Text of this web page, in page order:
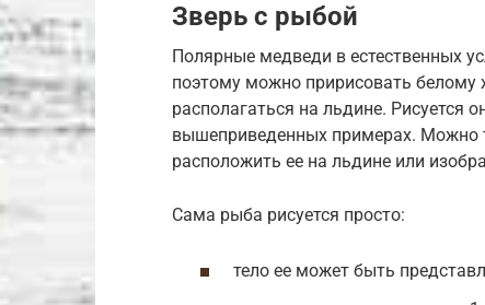
Зверь с рыбой
Полярные медведи в естественных
поэтому можно пририсовать
располагаться на льдине. Рисуется
вышеприведенных примерах.
расположить ее на льдине или
Сама рыба рисуется просто:
тело ее может быть